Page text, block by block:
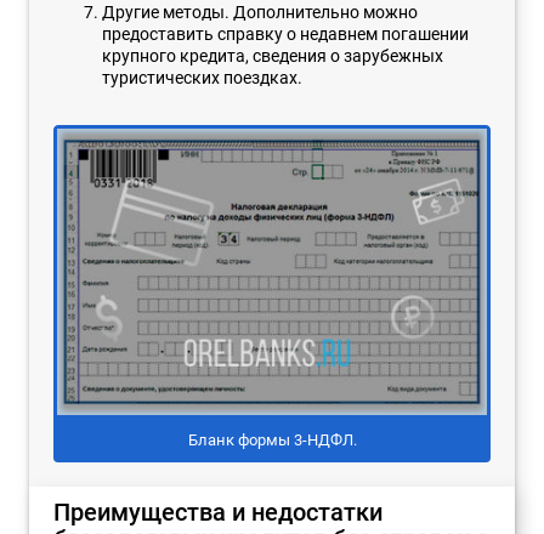
Другие методы. Дополнительно можно
предоставить справку о недавнем погашении
крупного кредита, сведения о зарубежных
туристических поездках.
Бланк формы 3-НДФЛ.
Преимущества и недостатки